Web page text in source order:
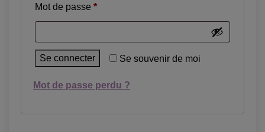
Mot de passe *Obligatoire
Se souvenir de moi
Se connecter
Mot de passe perdu ?